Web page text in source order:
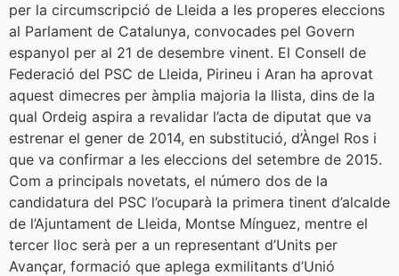
per la circumscripció de Lleida a les properes eleccions
al Parlament de Catalunya, convocades pel Govern
espanyol per al 21 de desembre vinent. El Consell de
Federació del PSC de Lleida, Pirineu i Aran ha aprovat
aquest dimecres per àmplia majoria la llista, dins de la
qual Ordeig aspira a revalidar l’acta de diputat que va
estrenar el gener de 2014, en substitució, d’Àngel Ros i
que va confirmar a les eleccions del setembre de 2015.
Com a principals novetats, el número dos de la
candidatura del PSC l’ocuparà la primera tinent d’alcalde
de l’Ajuntament de Lleida, Montse Mínguez, mentre el
tercer lloc serà per a un representant d’Units per
Avançar, formació que aplega exmilitants d’Unió